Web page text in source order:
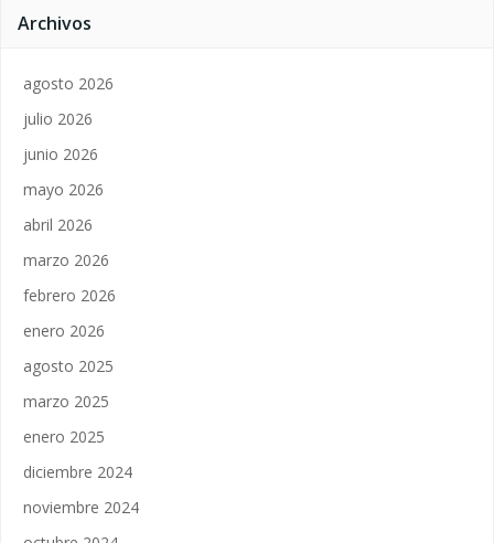
Archivos
agosto 2026
julio 2026
junio 2026
mayo 2026
abril 2026
marzo 2026
febrero 2026
enero 2026
agosto 2025
marzo 2025
enero 2025
diciembre 2024
noviembre 2024